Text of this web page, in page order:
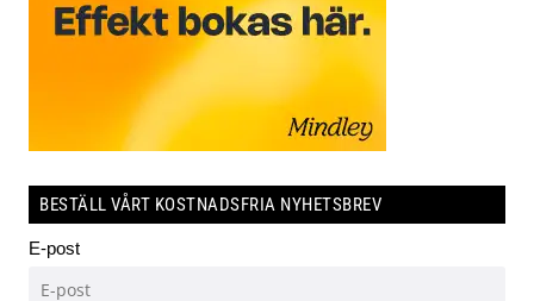
BESTÄLL VÅRT KOSTNADSFRIA NYHETSBREV
E-post